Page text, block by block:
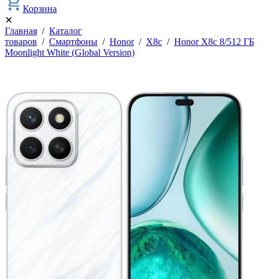
Корзина
✕
Главная / Каталог
товаров / Смартфоны / Honor/ X8c / Honor X8c 8/512 ГБ
Moonlight White (Global Version)